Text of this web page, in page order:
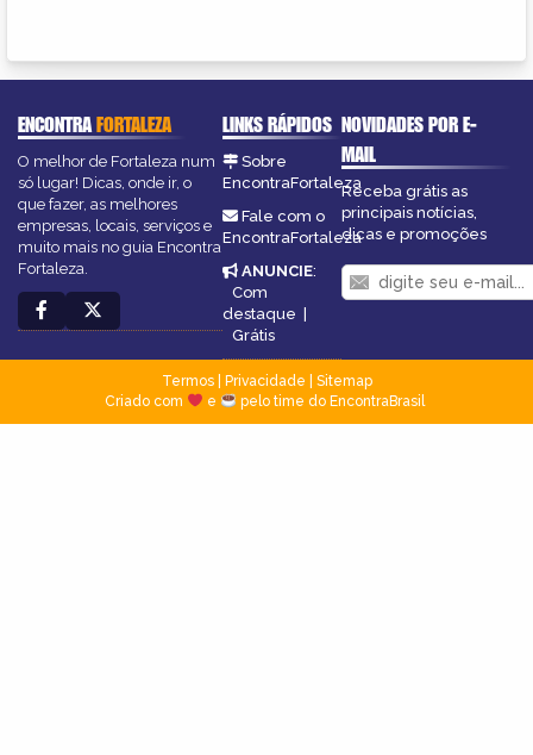
ENCONTRAFORTALEZA
O melhor de Fortaleza num
só lugar! Dicas, onde ir, o
que fazer, as melhores
empresas, locais, serviços e
muito mais no guia Encontra
Fortaleza.
LINKS RÁPIDOS
Sobre
EncontraFortaleza
Fale com o
EncontraFortaleza
ANUNCIE:
Com
destaque
Grátis
NOVIDADES POR E-
MAIL
Receba grátis as
principais notícias,
dicas e promoções
Termos| Privacidade
Sitemap
Criado com
e pelo time do EncontraBrasil